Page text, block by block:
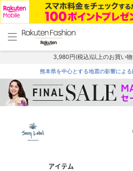
menu home
トップ
3,980円(税込)以上のお買い物
熊本県を中心とする地震の影響によ
アイテム